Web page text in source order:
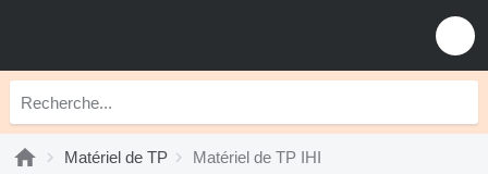
Matériel de TP Matériel de TP IHI